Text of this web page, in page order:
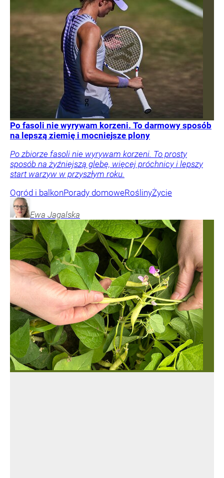
Po fasoli nie wyrywam korzeni. To darmowy sposób
na lepszą ziemię i mocniejsze plony
Po zbiorze fasoli nie wyrywam korzeni. To prosty
sposób na żyźniejszą glebę, więcej próchnicy i lepszy
start warzyw w przyszłym roku.
Ogród i balkonPorady domoweRoślinyŻycie
Ewa Jagalska